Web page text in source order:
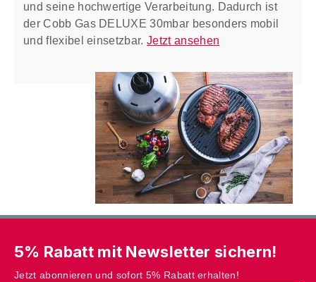
und seine hochwertige Verarbeitung. Dadurch ist
der Cobb Gas DELUXE 30mbar besonders mobil
und flexibel einsetzbar.Jetzt ansehen
5% Rabatt mit Newsletter sichern!
Jetzt abonnieren und sofort 5% Rabatt erhalten!